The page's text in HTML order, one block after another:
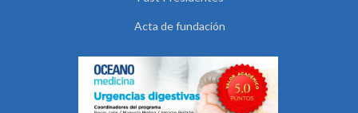
Acta de fundación